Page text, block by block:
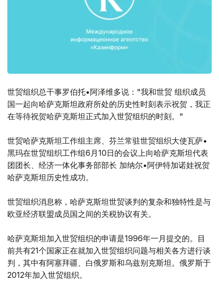
世贸组织总干事罗伯托•阿泽维多说："我和世贸 组织成员
国一起向哈萨克斯坦政府所处的历史性时刻表示祝贺，我正
在等待祝贺哈萨克斯坦正式加入世贸组织的时刻。"
世贸哈萨克斯坦工作组主席、芬兰常驻世贸组织大使瓦萨•
黑玛在世贸组织工作组6月10日的会议上向哈萨克斯坦代表
团团长、经济一体化事务部部长 加纳尔•阿伊特加诺娃祝贺
哈萨克斯坦历史性成功。
世贸组织消息称，哈萨克斯坦世贸谈判的复杂和独特性是与
欧亚经济联盟成员国之间的关税协议有关。
哈萨克斯坦加入世贸组织的申请是1996年一月提交的。目
前共有21个国家正在就加入世贸组织问题与相关各方进行谈
判，其中有阿塞拜疆、白俄罗斯和乌兹别克斯坦。俄罗斯于
2012年加入世贸组织。